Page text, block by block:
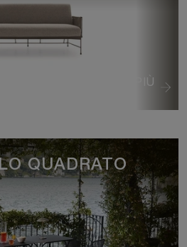
VEDI DI PIÙ
QUADRATO